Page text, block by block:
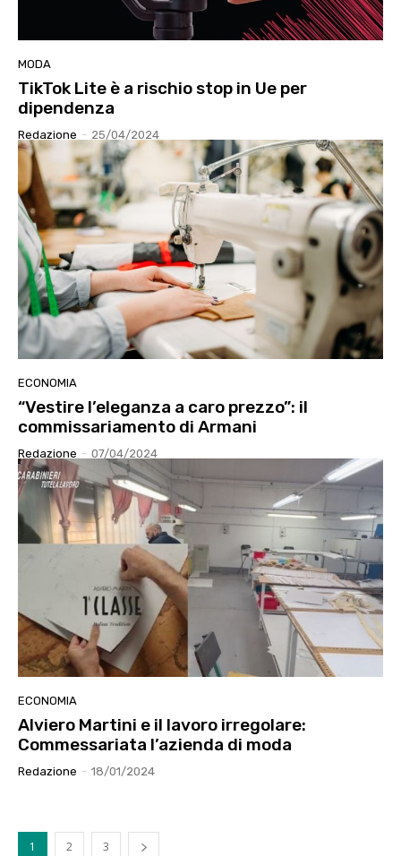
MODA
TikTok Lite è a rischio stop in Ue per
dipendenza
Redazione - 25/04/2024
ECONOMIA
“Vestire l’eleganza a caro prezzo”: il
commissariamento di Armani
Redazione - 07/04/2024
ECONOMIA
Alviero Martini e il lavoro irregolare:
Commessariata l’azienda di moda
Redazione - 18/01/2024
1 2 3